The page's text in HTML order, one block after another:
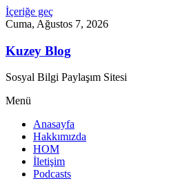
İçeriğe geç
Cuma, Ağustos 7, 2026
Kuzey Blog
Sosyal Bilgi Paylaşım Sitesi
Menü
Anasayfa
Hakkımızda
HOM
İletişim
Podcasts